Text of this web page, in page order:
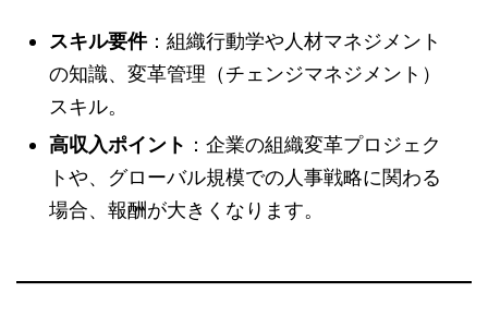
スキル要件：組織行動学や人材マネジメント
の知識、変革管理（チェンジマネジメント）
スキル。
高収入ポイント ：企業の組織変革プロジェク
トや、グローバル規模での人事戦略に関わる
場合、報酬が大きくなります。